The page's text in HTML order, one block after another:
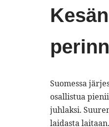
Suomessa
osallistua
juhlaksi.
laidasta